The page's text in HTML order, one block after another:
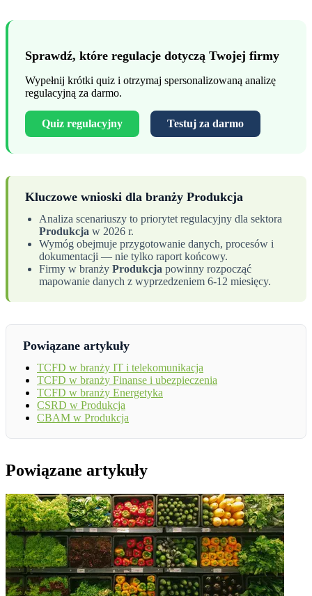
Sprawdź, które regulacje dotyczą Twojej firmy
Wypełnij krótki quiz i otrzymaj spersonalizowaną analizę
regulacyjną za darmo.
Quiz regulacyjny Testuj za darmo
Kluczowe wnioski dla branży Produkcja
Analiza scenariuszy to priorytet regulacyjny dla sektora
Produkcja w 2026 r.
Wymóg obejmuje przygotowanie danych, procesów i
dokumentacji — nie tylko raport końcowy.
Firmy w branży Produkcja powinny rozpocząć
mapowanie danych z wyprzedzeniem 6-12 miesięcy.
Powiązane artykuły
TCFD w branży IT i telekomunikacja
TCFD w branży Finanse i ubezpieczenia
TCFD w branży Energetyka
CSRD w Produkcja
CBAM w Produkcja
Powiązane artykuły